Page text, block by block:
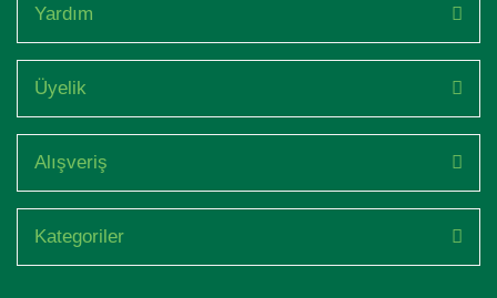
Yardım
Üyelik
Alışveriş
Kategoriler